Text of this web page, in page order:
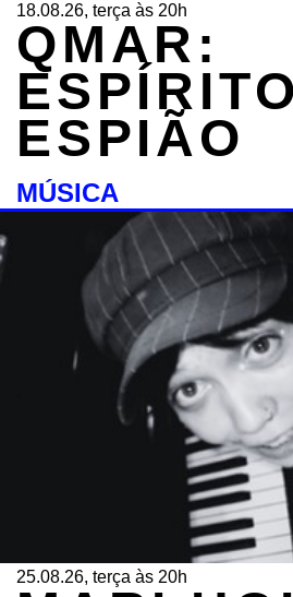
18.08.26, terça às 20h
QMAR:
ESPÍRITO
ESPIÃO
MÚSICA
25.08.26, terça às 20h